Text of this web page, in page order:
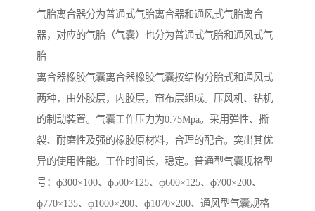
气胎离合器分为普通式气胎离合器和通风式气胎离合
器，对应的气胎（气囊）也分为普通式气胎和通风式气
胎
离合器橡胶气囊离合器橡胶气囊按结构分胎式和通风式
两种，由外胶层，内胶层，帘布层组成。压风机、钻机
的制动装置。气囊工作压力为0.75Mpa。采用弹性、撕
裂、耐磨性及强的橡胶原材料，合理的配合。突出其优
异的使用性能。工作时间长，稳定。普通型气囊规格型
号：ф300×100、ф500×125、ф600×125、ф700×200、
ф770×135、ф1000×200、ф1070×200、通风型气囊规格